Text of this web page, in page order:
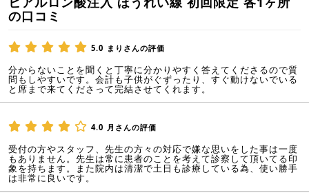
の口コミ
5.0 まりさんの評価
分からないことを聞くと丁寧に分かりやすく答えてくださるので質
問もしやすいです。会計も子供がぐずったり、すぐ動けないでいる
と席まで来てくださって完結させてくれます。
4.0 月さんの評価
受付の方やスタッフ、先生の方々の対応で嫌な思いをした事は一度
もありません。先生は常に患者のことを考えて診察して頂いてる印
象を持ちます。また院内は清潔で土日も診療している為、使い勝手
は非常に良いです。